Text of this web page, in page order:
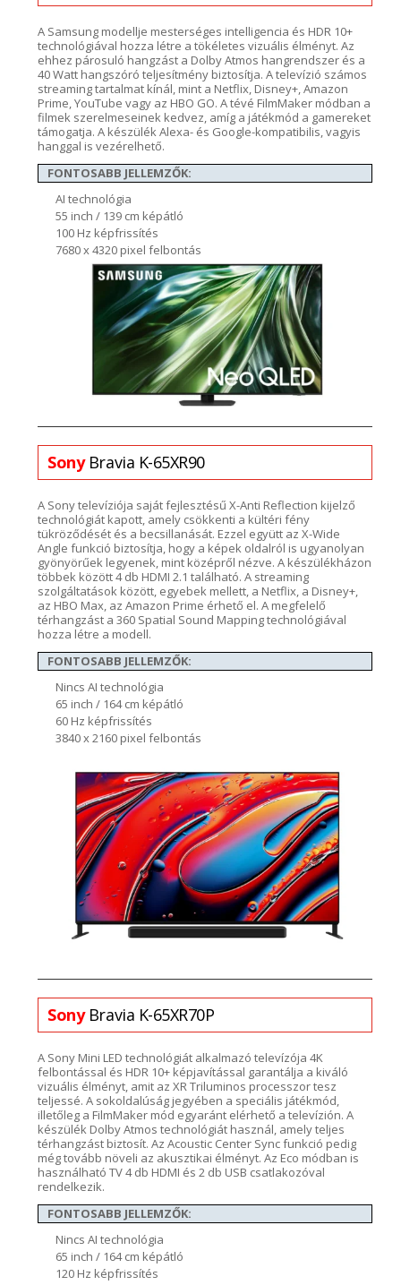
A Samsung modellje mesterséges intelligencia és HDR 10+
technológiával hozza létre a tökéletes vizuális élményt. Az
ehhez párosuló hangzást a DolbyAtmos hangrendszer és a
40 Watt hangszóróteljesítmény biztosítja. A televízió számos
streamingtartalmat kínál, mint a Netflix , Disney+, Amazon
Prime ,YouTube vagy az HBO GO. A tévé FilmMaker módban a
filmek szerelmeseinek kedvez, amíg a játékmód a gamereket
támogatja. A készülék Alexa- és Google-kompatibilis , vagyis
hanggal is vezérelhető.
FONTOSABB JELLEMZŐK:
AI technológia
55 inch / 139 cm képátló
100 Hz képfrissítés
7680 x 4320 pixel felbontás
Sony Bravia K-65XR90
A Sony televíziója saját fejlesztésű X-Anti Reflection kijelző
technológiát kapott, amely csökkenti a kültéri fény
tükröződését és a becsillanását. Ezzel együtt az X-Wide
Angle funkció biztosítja, hogy a képek oldalról is ugyanolyan
gyönyörűek legyenek, mint középről nézve.A készülékházon
többek között 4 db HDMI 2.1 található.A streaming
szolgáltatások között, egyebek mellett, a Netflix, a Disney+,
az HBO Max, az Amazon Prime érhető el. A megfelelő
térhangzást a 360 Spatial Sound Mapping technológiával
hozza létre a modell.
FONTOSABB JELLEMZŐK:
Nincs AI technológia
65 inch / 164 cm képátló
60 Hz képfrissítés
3840 x 2160 pixel felbontás
Sony Bravia K-65XR70P
A Sony Mini LED technológiát alkalmazó televízója4K
felbontással és HDR 10+ képjavítással garantálja a kiváló
vizuális élményt, amit azXRTriluminos processzor tesz
teljessé. A sokoldalúság jegyében a speciális játékmód
illetőleg a FilmMaker mód egyaránt elérhető a televízión.A
készülék DolbyAtmos technológiát használ , amely teljes
térhangzást biztosít. AzAcoustic Center Syncfunkció pedig
még tovább növeli az akusztikai élményt.Az Eco módban is
használható TV 4 db HDMI és 2 db USB csatlakozóval
rendelkezik.
FONTOSABB JELLEMZŐK:
Nincs AI technológia
65 inch / 164 cm képátló
120 Hz képfrissítés